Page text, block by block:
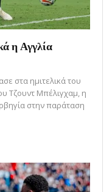
η Αγγλία
στα ημιτελικά του
Τζουντ Μπέλιγχαμ, η
στην παράταση